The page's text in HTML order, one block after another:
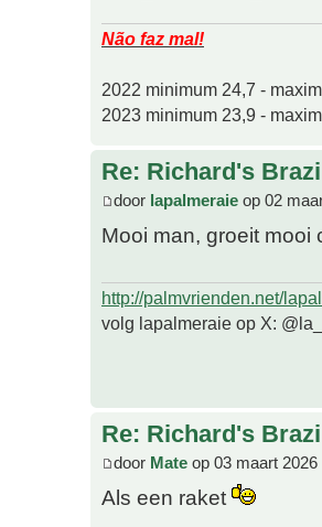
Não faz mal!
2022 minimum 24,7 -
2023 minimum 23,9 -
Re: Richard's
door lapalmeraie op 02
Mooi man, groeit mooi
http://palmvrienden.net/
volg lapalmeraie op X:
Re: Richard's
door Mate op 03 maart 2026
Als een raket